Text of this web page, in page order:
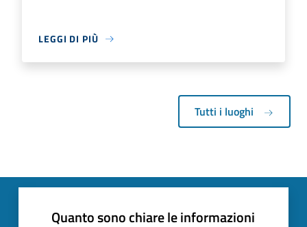
LEGGI DI PIÙ
Tutti i luoghi
Quanto sono chiare le informazioni